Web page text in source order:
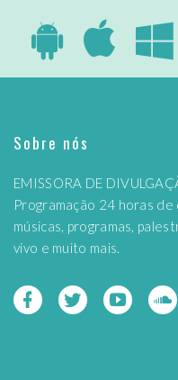
Sobre nós
EMISSORA DE
Programação 24 horas
músicas, programas,
vivo e muito mais.